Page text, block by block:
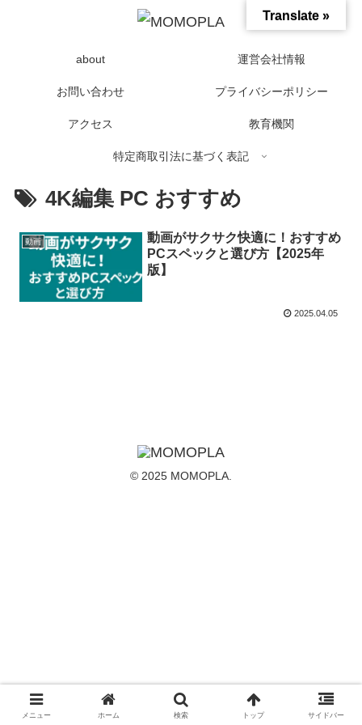
about 運営会社情報
お問い合わせ プライバシーポリシー
アクセス 教育機関
特定商取引法に基づく表記
4K編集 PC おすすめ
動画
動画がサクサク快適に！おすすめ
PCスペックと選び方【2025年
版】
2025.04.05
© 2025 MOMOPLA.
メニュー ホーム 検索 トップ サイドバー
Translate »